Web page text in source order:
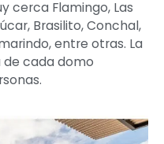
cerca Flamingo, Las
Brasilito, Conchal,
entre otras. La
cada domo